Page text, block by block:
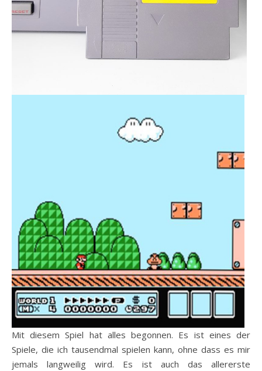
Mit diesem Spiel hat alles begonnen. Es ist eines der
Spiele, die ich tausendmal spielen kann, ohne dass es mir
jemals langweilig wird. Es ist auch das allererste